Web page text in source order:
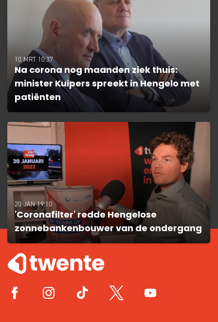
10 MRT 10:37
Na corona nog maanden ziek thuis:
minister Kuipers spreekt in Hengelo met
patiënten
20 JAN 19:10
'Coronafilter' redde Hengelose
zonnebankenbouwer van de ondergang